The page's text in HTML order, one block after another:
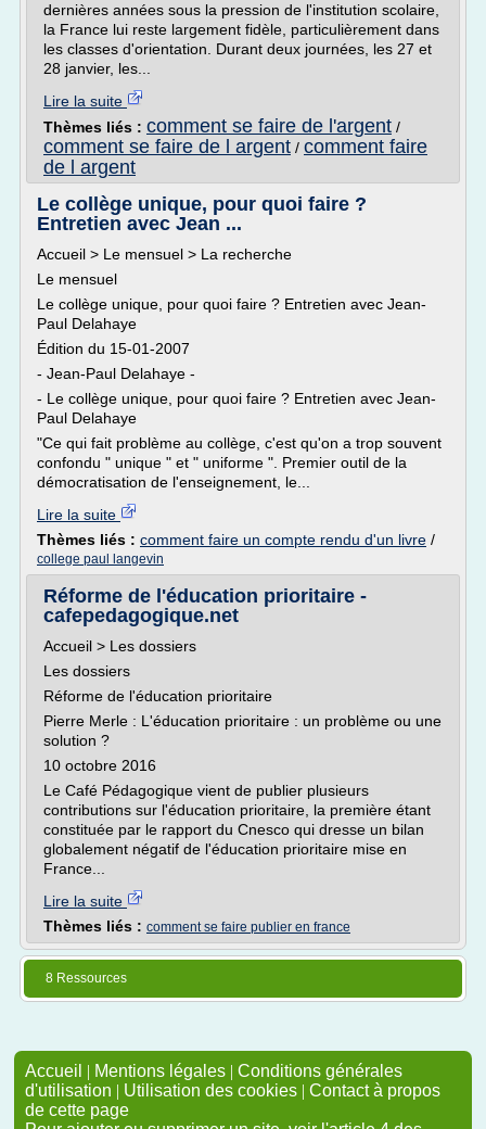
dernières années sous la pression de l'institution scolaire,
la France lui reste largement fidèle, particulièrement dans
les classes d'orientation. Durant deux journées, les 27 et
28 janvier, les...
Lire la suite
Thèmes liés : comment se faire de l'argent /
comment se faire de l argent / comment faire
de l argent
Le collège unique, pour quoi faire ?
Entretien avec Jean ...
Accueil > Le mensuel > La recherche
Le mensuel
Le collège unique, pour quoi faire ? Entretien avec Jean-
Paul Delahaye
Édition du 15-01-2007
- Jean-Paul Delahaye -
- Le collège unique, pour quoi faire ? Entretien avec Jean-
Paul Delahaye
"Ce qui fait problème au collège, c'est qu'on a trop souvent
confondu " unique " et " uniforme ". Premier outil de la
démocratisation de l'enseignement, le...
Lire la suite
Thèmes liés : comment faire un compte rendu d'un livre /
college paul langevin
Réforme de l'éducation prioritaire -
cafepedagogique.net
Accueil > Les dossiers
Les dossiers
Réforme de l'éducation prioritaire
Pierre Merle : L'éducation prioritaire : un problème ou une
solution ?
10 octobre 2016
Le Café Pédagogique vient de publier plusieurs
contributions sur l'éducation prioritaire, la première étant
constituée par le rapport du Cnesco qui dresse un bilan
globalement négatif de l'éducation prioritaire mise en
France...
Lire la suite
Thèmes liés : comment se faire publier en france
8 Ressources
Accueil | Mentions légales | Conditions générales
d'utilisation | Utilisation des cookies | Contact à propos
de cette page